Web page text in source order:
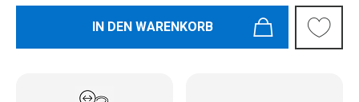
IN DEN WARENKORB